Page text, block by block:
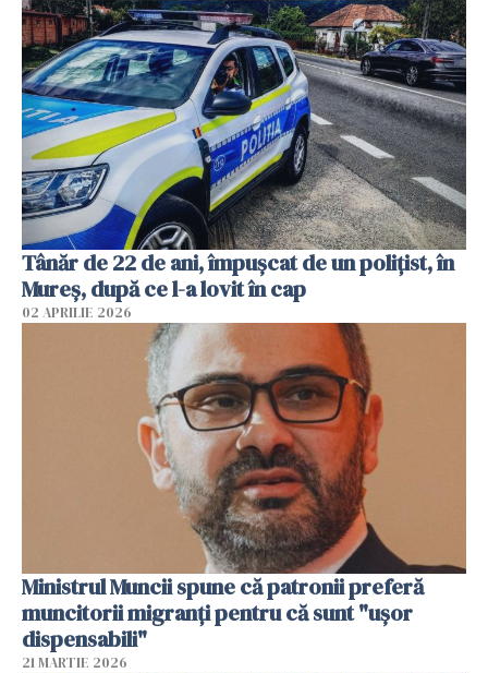
Tânăr de 22 de ani, împușcat de un polițist, în
Mureș, după ce l-a lovit în cap
02 APRILIE 2026
Ministrul Muncii spune că patronii preferă
muncitorii migranți pentru că sunt "uşor
dispensabili"
21 MARTIE 2026